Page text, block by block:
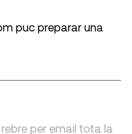
puc preparar una
per email tota la